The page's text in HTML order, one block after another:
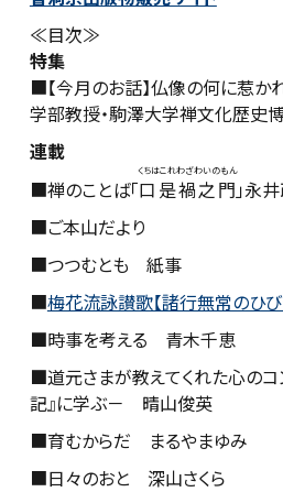
≪目次≫
特集
■【今月のお話】仏像の何に惹
学部教授・駒澤大学禅文化歴史
連載
■禅のことば「口是禍之門
くちはこれわざわいのもん
」永
■ご本山だより
■つつむとも 紙事
■梅花流詠讃歌【諸行無常のひ
■時事を考える 青木千恵
■道元さまが教えてくれた心のコ
記』に学ぶ－ 晴山俊英
■育むからだ まるやまゆみ
■日々のおと 深山さくら